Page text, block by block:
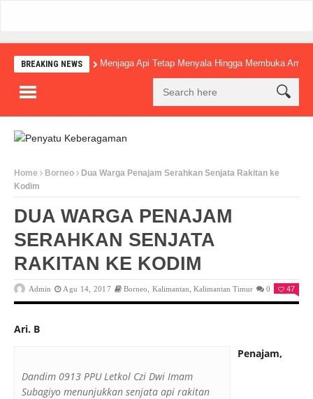
BREAKING NEWS Menjaga Api Tetap Menyala Hingga Membuka
Home Borneo
Dua Warga Penajam Serahkan Senjata Rakitan ke
Kodim
DUA WARGA PENAJAM
SERAHKAN SENJATA
RAKITAN KE KODIM
Admin Agu 14, 2017 Borneo Kalimantan ,Kalimantan Timur 0 47
Ari. B
Dandim 0913 PPU Letkol Czi Dwi Imam
Subagiyo menunjukkan senjata api rakitan
Penajam,